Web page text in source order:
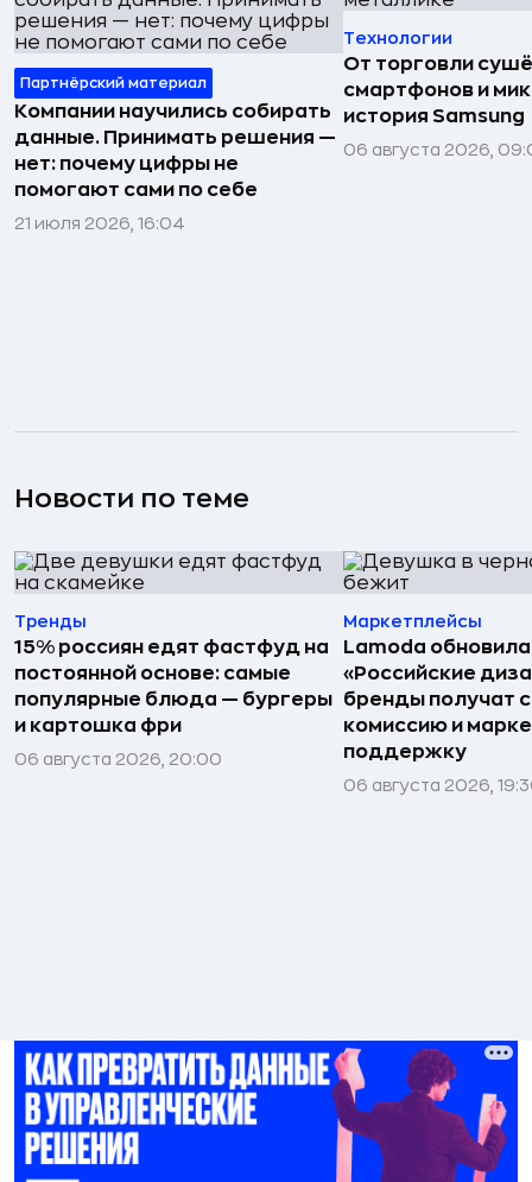
Партнёрский материал
Компании научились собирать
данные. Принимать решения —
нет: почему цифры не
помогают сами по себе
21 июля 2026, 16:04
Технологии
От торговли
смартфонов и
история Samsung
06 августа 2026,
Новости по теме
Тренды
15% россиян едят фастфуд на
постоянной основе: самые
популярные блюда — бургеры
и картошка фри
06 августа 2026, 20:00
Маркетплейсы
Lamoda
«Российские
бренды получат
комиссию и
поддержку
06 августа 2026,